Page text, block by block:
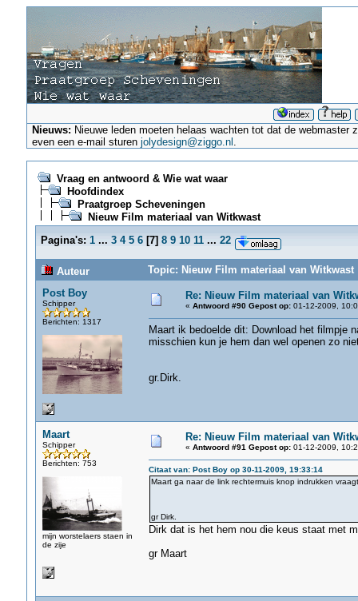
Nieuws: Nieuwe leden moeten helaas wachten tot dat de
even een e-mail sturenjolydesign@ziggo.nl .
Vraag en antwoord & Wie wat waar
Hoofdindex
Praatgroep Scheveningen
Nieuw Film materiaal van Witkwast
Pagina's: 1 ... 3 4 5 6[7] 8 9 10 11 ... 22
Auteur
Topic: Nieuw Film materiaal van Witkwast
Post Boy
Schipper
Berichten: 1317
Re: Nieuw Film materiaal van
« Antwoord #90 Gepost op:01-12-2009,
Maart ik bedoelde dit: Download het filmpje
misschien kun je hem dan wel openen zo
gr.Dirk.
Maart
Schipper
Berichten: 753
mijn worstelaers staen in
de zije
Re: Nieuw Film materiaal van
« Antwoord #91 Gepost op:01-12-2009,
Citaat van: Post Boy op 30-11-2009, 19:33:14
Maart ga naar de link rechtermuis knop indrukken
gr Dirk.
Dirk dat is het hem nou die keus staat met
gr Maart